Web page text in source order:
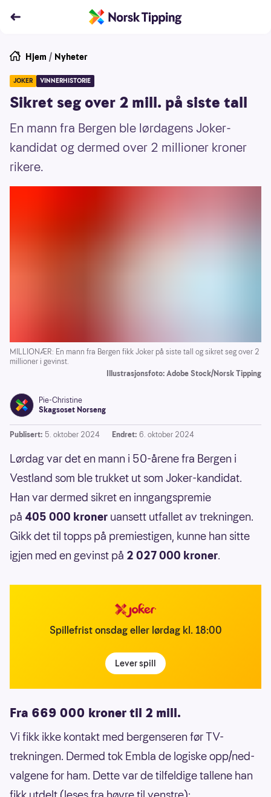
Hjem / Nyheter
JOKER VINNERHISTORIE
Sikret seg over 2 mill. på siste tall
En mann fra Bergen ble lørdagens Joker-
kandidat og dermed over 2 millioner kroner
rikere.
MILLIONÆR: En mann fra Bergen fikk Joker på siste tall og sikret seg over 2
millioner i gevinst.
Illustrasjonsfoto: Adobe Stock/Norsk Tipping
Pie-Christine
Skagsoset Norseng
Publisert: 5. oktober 2024 Endret: 6. oktober 2024
Lørdag var det en mann i 50-årene fra Bergen i
Vestland som ble trukket ut som Joker-kandidat.
Han var dermed sikret en inngangspremie
på 405 000 kroner uansett utfallet av trekningen.
Gikk det til topps på premiestigen, kunne han sitte
igjen med en gevinst på 2 027 000 kroner.
Spillefrist onsdag eller lørdag kl. 18:00
Lever spill
Fra 669 000 kroner til 2 mill.
Vi fikk ikke kontakt med bergenseren før TV-
trekningen. Dermed tok Embla de logiske opp/ned-
valgene for ham. Dette var de tilfeldige tallene han